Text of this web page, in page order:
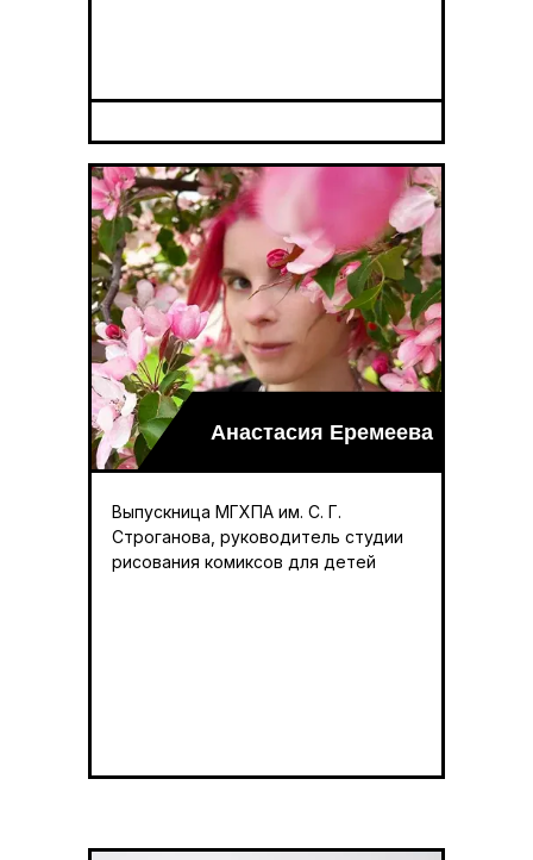
Выпускница МГХПА им. С. Г.
Строганова, руководитель студии
рисования комиксов для детей
Анастасия Еремеева